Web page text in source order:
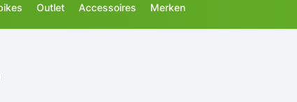
Outlet Accessoires Merken